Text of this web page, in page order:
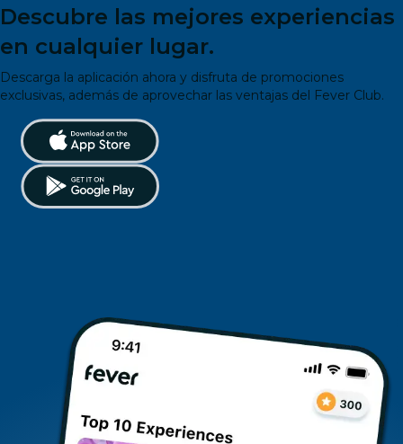
Descubre las mejores experiencias
en cualquier lugar.
Descarga la aplicación ahora y disfruta de promociones
exclusivas, además de aprovechar las ventajas del Fever Club.